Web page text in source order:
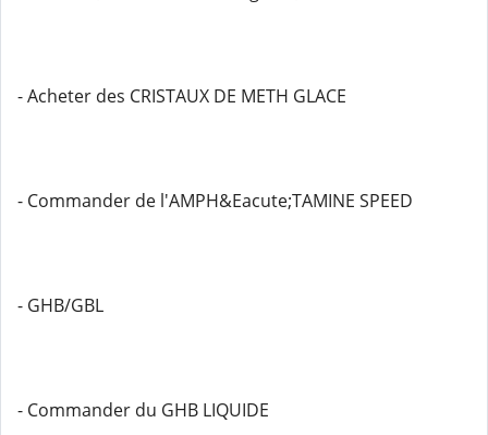
- Acheter des CRISTAUX DE METH GLACE
- Commander de l'AMPH&Eacute;TAMINE SPEED
- GHB/GBL
- Commander du GHB LIQUIDE